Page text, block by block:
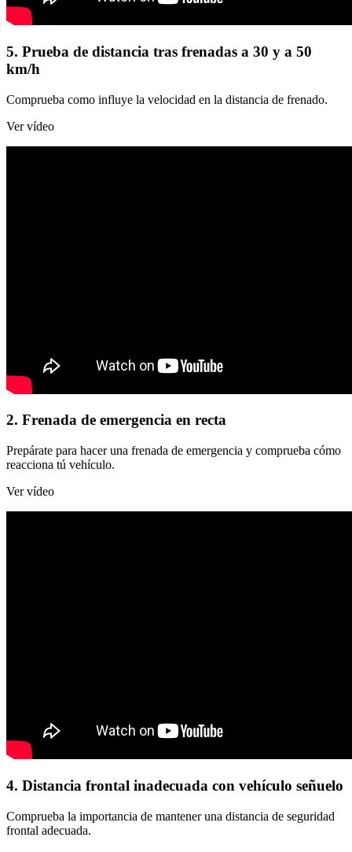
5. Prueba de distancia tras frenadas a 30 y a 50
km/h
Comprueba como influye la velocidad en la distancia de frenado.
Ver vídeo
2. Frenada de emergencia en recta
Prepárate para hacer una frenada de emergencia y comprueba cómo
reacciona tú vehículo.
Ver vídeo
4. Distancia frontal inadecuada con vehículo señuelo
Comprueba la importancia de mantener una distancia de seguridad
frontal adecuada.